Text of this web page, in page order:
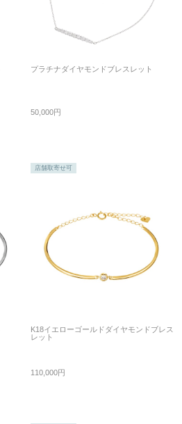
プラチナダイヤモンドブレスレット
50,000円
店舗取寄せ可
K18イエローゴールドダイヤモンドブレス
レット
110,000円